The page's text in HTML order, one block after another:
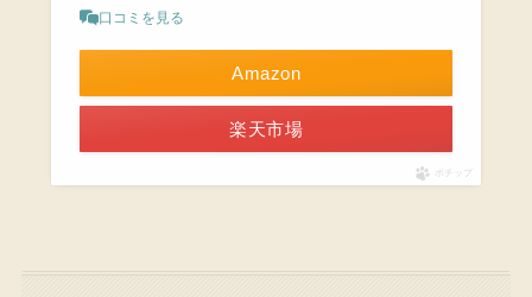
口コミを見る
Amazon
楽天市場
ポチップ